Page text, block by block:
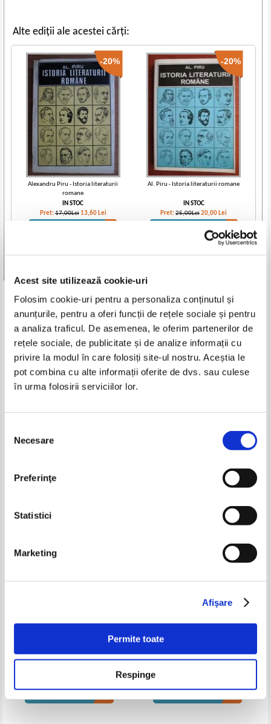
Acest site utilizează cookie-uri
Folosim cookie-uri pentru a personaliza conținutul și
anunțurile, pentru a oferi funcții de rețele sociale și pentru
a analiza traficul. De asemenea, le oferim partenerilor de
rețele sociale, de publicitate și de analize informații cu
privire la modul în care folosiți site-ul nostru. Aceștia le
pot combina cu alte informații oferite de dvs. sau culese
în urma folosirii serviciilor lor.
consimțământului
Necesare
Preferinţe
Statistici
Marketing
Afişare
Permite toate
Respinge
Alte ediții ale acestei cărți:
-20%
Alexandru Piru - Istoria literaturii
romane
IN STOC
Pret:17,00Lei 13,60 Lei
-20%
Al. Piru - Istoria literaturii romane
IN STOC
Pret:25,00Lei20,00 Lei
Al. Piru - Istoria literaturii romane
Produse din aceeasi categorie
-35%
contemporan
Pret:20,00Lei
Ion Coteanu - Gramatica de
Nicolae Balota - Opera lui Tudor